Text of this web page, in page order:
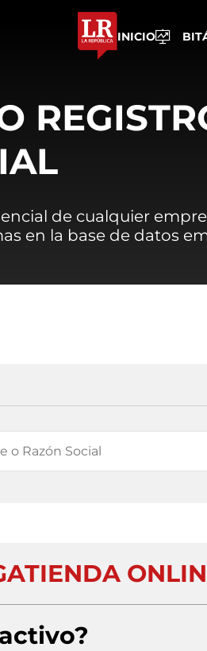
INICIO
de cualquier
en la base de datos